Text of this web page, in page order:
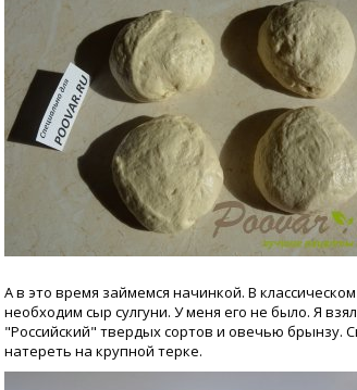
А в это время займемся начинкой. В
необходим сыр сулгуни. У меня его не было. Я
"Российский" твердых сортов и овечью брынзу.
натереть на крупной терке.